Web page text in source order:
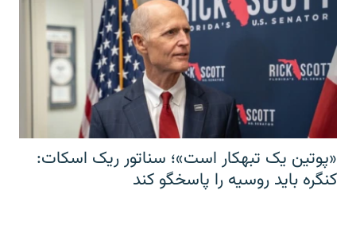
«پوتین یک تبهکار است»؛ سناتور ریک اسکات:
کنگره باید روسیه را پاسخگو کند